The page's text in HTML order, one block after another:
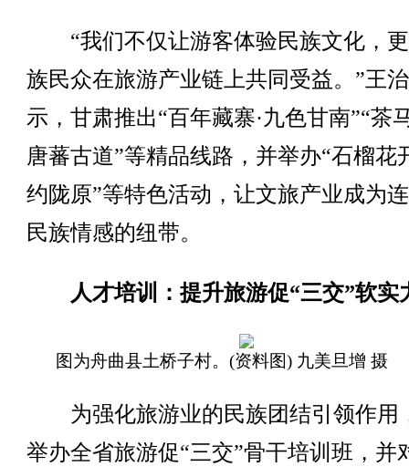
“我们不仅让游客体验民族文化，
族民众在旅游产业链上共同受益。”王
示，甘肃推出“百年藏寨·九色甘南”“茶
唐蕃古道”等精品线路，并举办“石榴花
约陇原”等特色活动，让文旅产业成为
民族情感的纽带。
人才培训：提升旅游促“三交”软实
图为舟曲县土桥子村。(资料图) 九美旦增 摄
为强化旅游业的民族团结引领作用
举办全省旅游促“三交”骨干培训班，并